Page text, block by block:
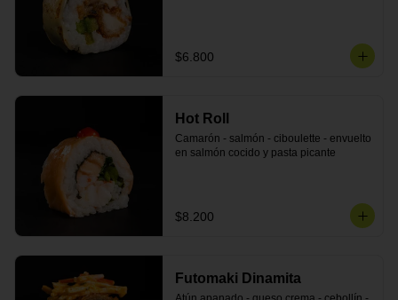
$6.800
Hot Roll
Camarón - salmón - ciboulette - envuelto
en salmón cocido y pasta picante
$8.200
Futomaki Dinamita